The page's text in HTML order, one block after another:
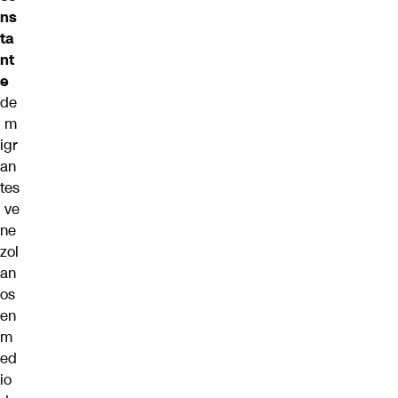
ns
ta
nt
e
de
m
igr
an
tes
ve
ne
zol
an
os
en
m
ed
io